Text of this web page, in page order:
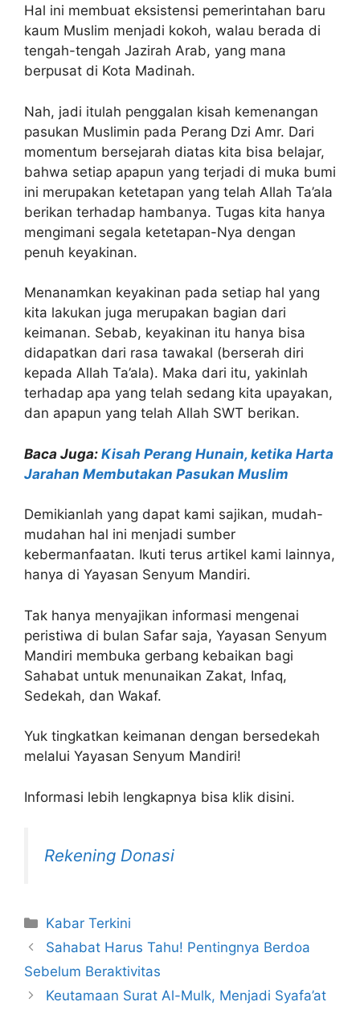
Hal ini membuat eksistensi pemerintahan baru
kaum Muslim menjadi kokoh, walau berada di
tengah-tengah Jazirah Arab, yang mana
berpusat di Kota Madinah.
Nah, jadi itulah penggalan kisah kemenangan
pasukan Muslimin pada Perang Dzi Amr. Dari
momentum bersejarah diatas kita bisa belajar,
bahwa setiap apapun yang terjadi di muka bumi
ini merupakan ketetapan yang telah Allah Ta’ala
berikan terhadap hambanya. Tugas kita hanya
mengimani segala ketetapan-Nya dengan
penuh keyakinan.
Menanamkan keyakinan pada setiap hal yang
kita lakukan juga merupakan bagian dari
keimanan. Sebab, keyakinan itu hanya bisa
didapatkan dari rasa tawakal (berserah diri
kepada Allah Ta’ala). Maka dari itu, yakinlah
terhadap apa yang telah sedang kita upayakan,
dan apapun yang telah Allah SWT berikan.
Baca Juga: Kisah Perang Hunain, ketika Harta
Jarahan Membutakan Pasukan Muslim
Demikianlah yang dapat kami sajikan, mudah-
mudahan hal ini menjadi sumber
kebermanfaatan. Ikuti terus artikel kami lainnya,
hanya di Yayasan Senyum Mandiri.
Tak hanya menyajikan informasi mengenai
peristiwa di bulan Safar saja, Yayasan Senyum
Mandiri membuka gerbang kebaikan bagi
Sahabat untuk menunaikan Zakat, Infaq,
Sedekah, dan Wakaf.
Yuk tingkatkan keimanan dengan bersedekah
melalui Yayasan Senyum Mandiri!
Informasi lebih lengkapnya bisa klik disini.
Rekening Donasi
Kabar Terkini
Sahabat Harus Tahu! Pentingnya Berdoa
Sebelum Beraktivitas
Keutamaan Surat Al-Mulk, Menjadi Syafa’at